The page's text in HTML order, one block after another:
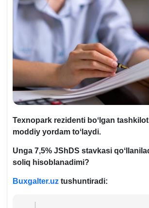
Teхnopark rezidenti boʻlgan
moddiy yordam toʻlaydi.
Unga 7,5% JShDS stavkasi
soliq hisoblanadimi?
Buxgalter.uz tushuntiradi: